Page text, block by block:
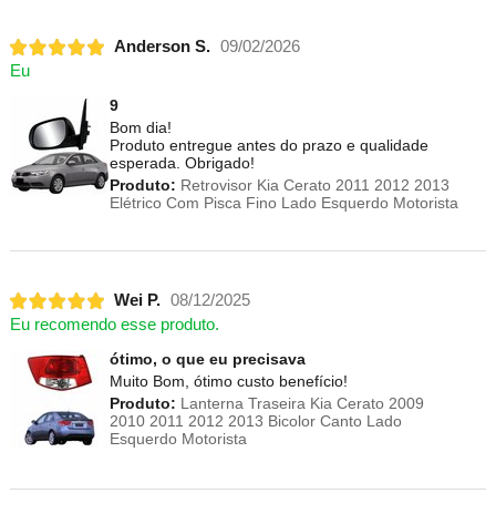
Anderson S. 09/02/2026
Eu
9
Bom dia!
Produto entregue antes do prazo e qualidade
esperada. Obrigado!
Produto: Retrovisor Kia Cerato 2011 2012 2013
Elétrico Com Pisca Fino Lado Esquerdo Motorista
Wei P. 08/12/2025
Eu recomendo esse produto.
ótimo, o que eu precisava
Muito Bom, ótimo custo benefício!
Produto: Lanterna Traseira Kia Cerato 2009
2010 2011 2012 2013 Bicolor Canto Lado
Esquerdo Motorista